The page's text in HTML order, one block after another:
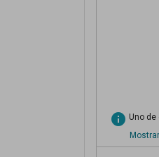
info Uno